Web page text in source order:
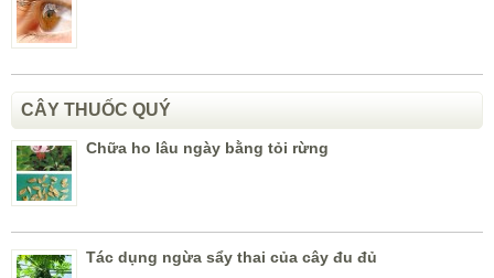
CÂY THUỐC QUÝ
Chữa ho lâu ngày bằng tỏi rừng
Tác dụng ngừa sẩy thai của cây đu đủ